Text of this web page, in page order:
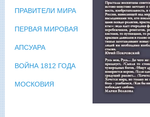
ПРАВИТЕЛИ МИРА
ПЕРВАЯ МИРОВАЯ
АПСУАРА
ВОЙНА 1812 ГОДА
МОСКОВИЯ